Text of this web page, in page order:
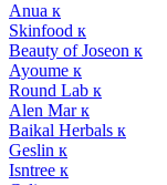
Anua к
Skinfood к
Beauty of Joseon к
Ayoume к
Round Lab к
Alen Mar к
Baikal Herbals к
Geslin к
Isntree к